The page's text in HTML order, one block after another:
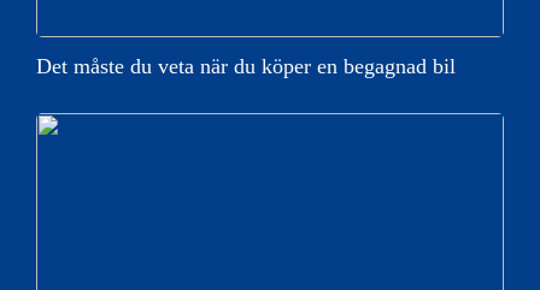
Det måste du veta när du köper en begagnad bil